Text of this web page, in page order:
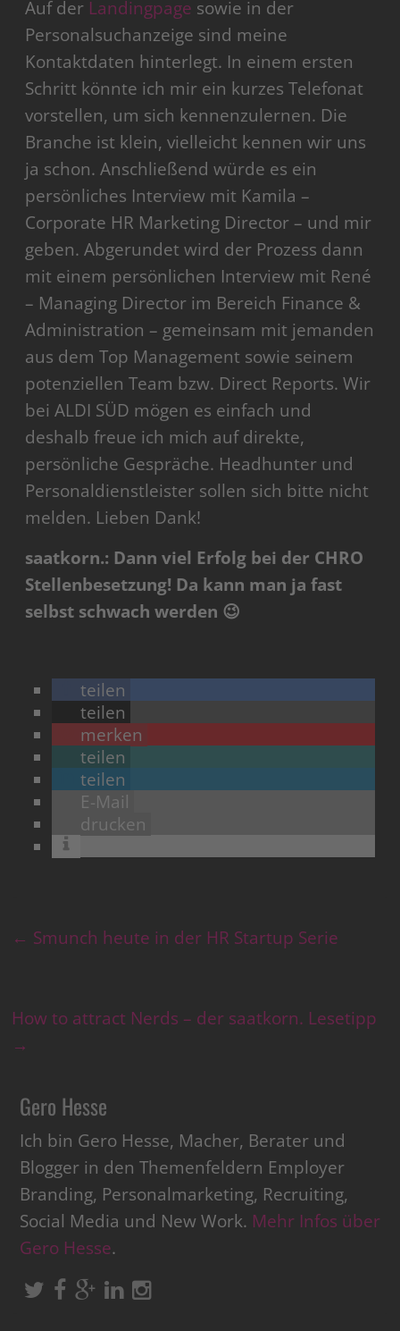
powered byUsercentrics Consent Management
Platform
Auf der Landingpage sowie in der
Personalsuchanzeige sind meine
Kontaktdaten hinterlegt. In einem ersten
Schritt könnte ich mir ein kurzes Telefonat
vorstellen, um sich kennenzulernen. Die
Branche ist klein, vielleicht kennen wir uns
ja schon. Anschließend würde es ein
persönliches Interview mit Kamila –
Corporate HR Marketing Director – und mir
geben. Abgerundet wird der Prozess dann
mit einem persönlichen Interview mit René
– Managing Director im Bereich Finance &
Administration – gemeinsam mit jemanden
aus dem Top Management sowie seinem
potenziellen Team bzw. Direct Reports. Wir
bei ALDI SÜD mögen es einfach und
deshalb freue ich mich auf direkte,
persönliche Gespräche. Headhunter und
Personaldienstleister sollen sich bitte nicht
melden. Lieben Dank!
saatkorn.: Dann viel Erfolg bei der CHRO
Stellenbesetzung! Da kann man ja fast
selbst schwach werden 😉
teilen
teilen
merken
teilen
teilen
E-Mail
drucken
← Smunch heute in der HR Startup Serie
How to attract Nerds – der saatkorn. Lesetipp
→
Gero Hesse
Ich bin Gero Hesse, Macher, Berater und
Blogger in den Themenfeldern Employer
Branding, Personalmarketing, Recruiting,
Social Media und New Work. Mehr Infos über
Gero Hesse.